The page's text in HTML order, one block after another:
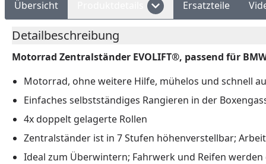
Übersicht Ersatzteile
Detailbeschreibung
Motorrad Zentralständer EVOLIFT®, passend für BMW
Motorrad, ohne weitere Hilfe, mühelos und schnell
Einfaches selbstständiges Rangieren in der
4x doppelt gelagerte Rollen
Zentralständer ist in 7 Stufen höhenverstellbar;
Ideal zum Überwintern; Fahrwerk und Reifen